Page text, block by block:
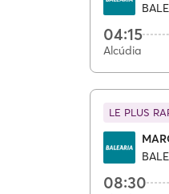
04:15
Alcúdia
LE PLUS
08:30